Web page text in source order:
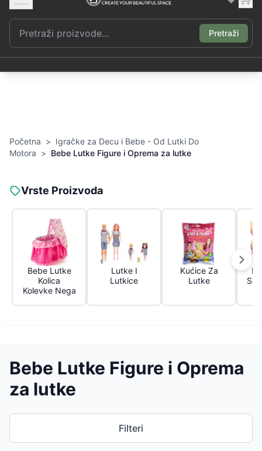
❤️🛒
Početna > Igračke za Decu i Bebe - Od Lutki Do
Motora > Bebe Lutke Figure i Oprema za lutke
Vrste Proizvoda
Bebe Lutke
Kolica
Kolevke Nega
Lutke I
Lutkice
Kućice Za
Lutke
Bebe Lutke Figure i Oprema
za lutke
Filteri